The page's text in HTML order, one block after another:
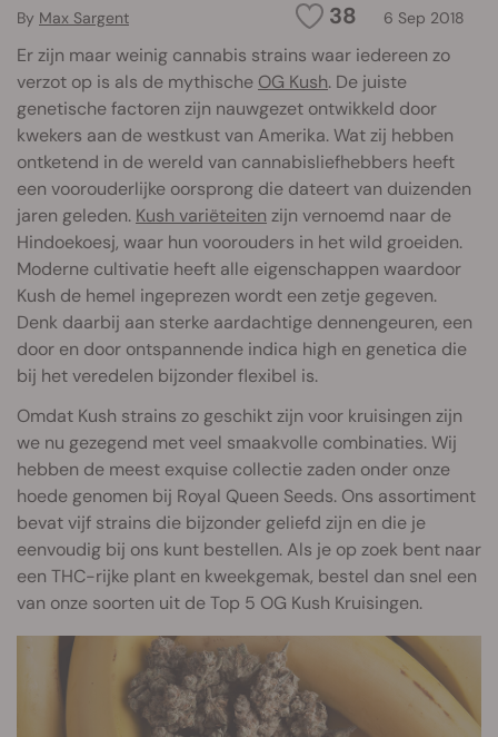
38 6 Sep 2018
By Max Sargent
Er zijn maar weinig cannabis strains waar iedereen zo
verzot op is als de mythische OG Kush. De juiste
genetische factoren zijn nauwgezet ontwikkeld door
kwekers aan de westkust van Amerika. Wat zij hebben
ontketend in de wereld van cannabisliefhebbers heeft
een voorouderlijke oorsprong die dateert van duizenden
jaren geleden. Kush variëteiten zijn vernoemd naar de
Hindoekoesj, waar hun voorouders in het wild groeiden.
Moderne cultivatie heeft alle eigenschappen waardoor
Kush de hemel ingeprezen wordt een zetje gegeven.
Denk daarbij aan sterke aardachtige dennengeuren, een
door en door ontspannende indica high en genetica die
bij het veredelen bijzonder flexibel is.
Omdat Kush strains zo geschikt zijn voor kruisingen zijn
we nu gezegend met veel smaakvolle combinaties. Wij
hebben de meest exquise collectie zaden onder onze
hoede genomen bij Royal Queen Seeds. Ons assortiment
bevat vijf strains die bijzonder geliefd zijn en die je
eenvoudig bij ons kunt bestellen. Als je op zoek bent naar
een THC-rijke plant en kweekgemak, bestel dan snel een
van onze soorten uit de Top 5 OG Kush Kruisingen.